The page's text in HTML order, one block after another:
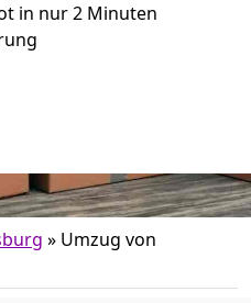
in nur 2 Minuten
» Umzug von